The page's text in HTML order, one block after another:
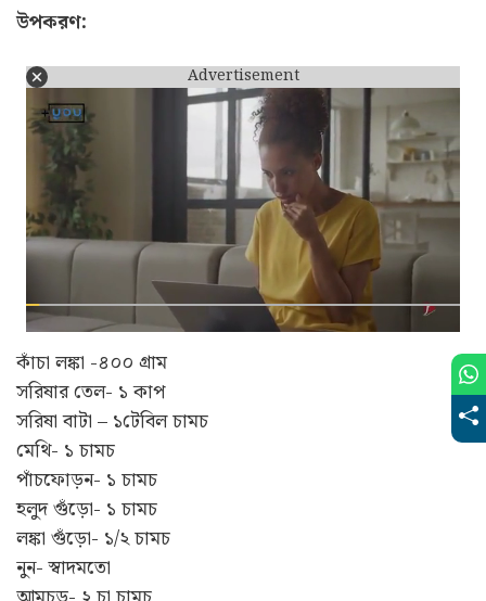
উপকরণ:
Advertisement
কাঁচা লঙ্কা -৪০০ গ্ৰাম
সরিষার তেল- ১ কাপ
সরিষা বাটা – ১টেবিল চামচ
মেথি- ১ চামচ
পাঁচফোড়ন- ১ চামচ
হলুদ গুঁড়ো- ১ চামচ
লঙ্কা গুঁড়ো- ১/২ চামচ
নুন- স্বাদমতো